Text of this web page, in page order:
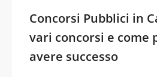
Concorsi Pubblici in
vari concorsi e come
avere successo